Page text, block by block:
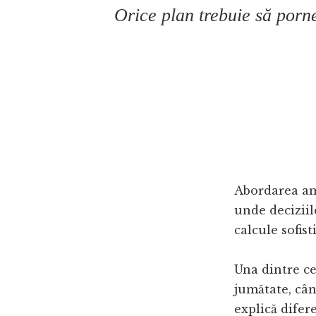
Orice plan trebuie să
Abordarea
unde
calcule
Una dintre
jumătate,
explică